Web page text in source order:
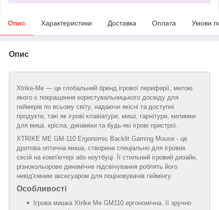
Опис Характеристики Доставка Оплата Умови
Опис
Xtrike-Me — це глобальний бренд ігрової периферії, метою
якого є покращення користувальницького досвіду для
геймерів по всьому світу, надаючи якісні та доступні
продукти, такі як ігрові клавіатури, миші, гарнітури, килимки
для миші, крісла, динаміки та будь-які ігрові пристрої.
XTRIKE ME GM-110 Ergonomic Backlit Gaming Mouse - це
дротова оптична миша, створена спеціально для ігрових
сесій на комп'ютері або ноутбуці. Її стильний ігровий дизайн,
різнокольорове динамічне підсвічування роблять його
невід'ємним аксесуаром для поціновувачів геймінгу.
Особливості
Ігрова мишка Xtrike Me GM110 ергономічна, її зручно